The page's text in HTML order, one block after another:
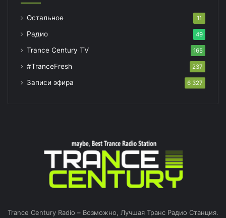
Остальное 11
Радио 49
Trance Century TV 165
#TranceFresh 237
Записи эфира 6 327
Trance Century Radio – Возможно, Лучшая Транс Радио Станция.